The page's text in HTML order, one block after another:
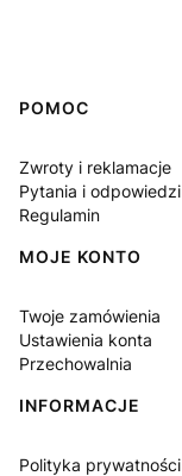
Linki w stopce
POMOC
Zwroty i reklamacje
Pytania i odpowiedzi
Regulamin
MOJE KONTO
Twoje zamówienia
Ustawienia konta
Przechowalnia
INFORMACJE
Polityka prywatności